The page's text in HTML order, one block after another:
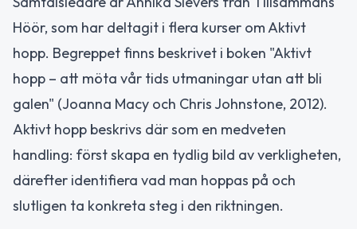
Höör, som har deltagit i flera kurser om Aktivt
hopp. Begreppet finns beskrivet i boken "Aktivt
hopp – att möta vår tids utmaningar utan att bli
galen" (Joanna Macy och Chris Johnstone, 2012).
Aktivt hopp beskrivs där som en medveten
handling: först skapa en tydlig bild av verkligheten,
därefter identifiera vad man hoppas på och
slutligen ta konkreta steg i den riktningen.